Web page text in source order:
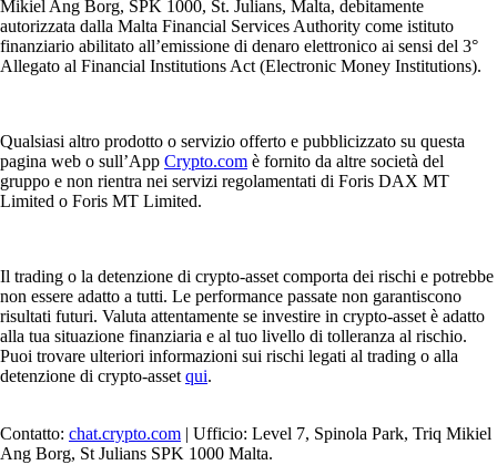
Mikiel Ang Borg, SPK 1000, St. Julians, Malta, debitamente
autorizzata dalla Malta Financial Services Authority come istituto
finanziario abilitato all’emissione di denaro elettronico ai sensi del 3°
Allegato al Financial Institutions Act (Electronic Money Institutions).
Qualsiasi altro prodotto o servizio offerto e pubblicizzato su questa
pagina web o sull’App Crypto.com è fornito da altre società del
gruppo e non rientra nei servizi regolamentati di Foris DAX MT
Limited o Foris MT Limited.
Il trading o la detenzione di crypto-asset comporta dei rischi e potrebbe
non essere adatto a tutti. Le performance passate non garantiscono
risultati futuri. Valuta attentamente se investire in crypto-asset è adatto
alla tua situazione finanziaria e al tuo livello di tolleranza al rischio.
Puoi trovare ulteriori informazioni sui rischi legati al trading o alla
detenzione di crypto-asset qui.
Contatto: chat.crypto.com | Ufficio: Level 7, Spinola Park, Triq Mikiel
Ang Borg, St Julians SPK 1000 Malta.